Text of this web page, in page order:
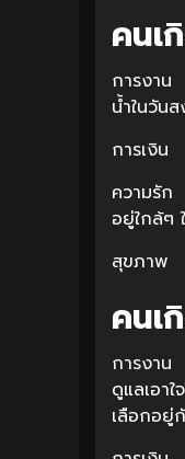
คนเ
การงา
น้ำในวัน
การเงิ
ความรั
อยู่ใกล้ๆ
สุขภาพ
คนเ
การงาน
ดูแลเอา
เลือกอยู่